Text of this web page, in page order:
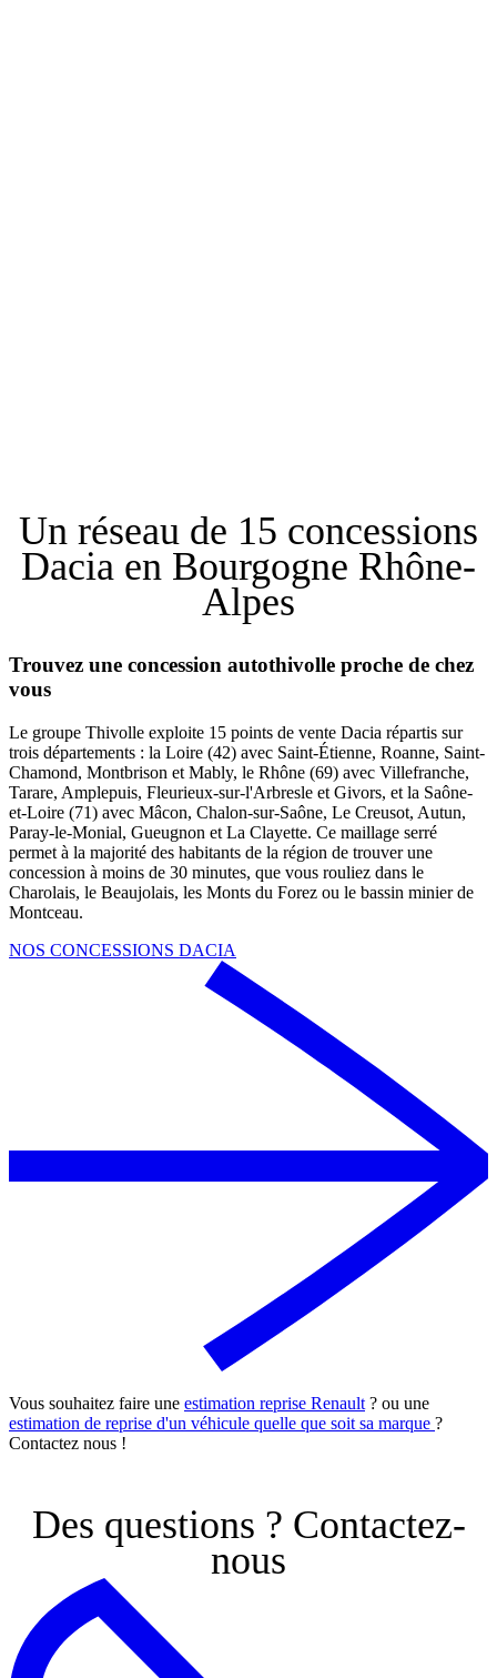
Un réseau de 15 concessions
Dacia en Bourgogne Rhône-
Alpes
Trouvez une concession autothivolle proche de chez
vous
Le groupe Thivolle exploite 15 points de vente Dacia répartis sur
trois départements : la Loire (42) avec Saint-Étienne, Roanne, Saint-
Chamond, Montbrison et Mably, le Rhône (69) avec Villefranche,
Tarare, Amplepuis, Fleurieux-sur-l'Arbresle et Givors, et la Saône-
et-Loire (71) avec Mâcon, Chalon-sur-Saône, Le Creusot, Autun,
Paray-le-Monial, Gueugnon et La Clayette. Ce maillage serré
permet à la majorité des habitants de la région de trouver une
concession à moins de 30 minutes, que vous rouliez dans le
Charolais, le Beaujolais, les Monts du Forez ou le bassin minier de
Montceau.
NOS CONCESSIONS DACIA
Vous souhaitez faire une estimation reprise Renault ? ou une
estimation de reprise d'un véhicule quelle que soit sa marque ?
Contactez nous !
Des questions ? Contactez-
nous